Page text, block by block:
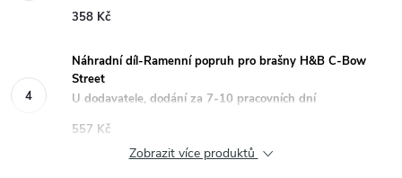
358 Kč
Náhradní díl-Ramenní popruh pro brašny H&B C-Bow
Street
U dodavatele, dodání za 7-10 pracovních dní
557 Kč
Zobrazit více produktů